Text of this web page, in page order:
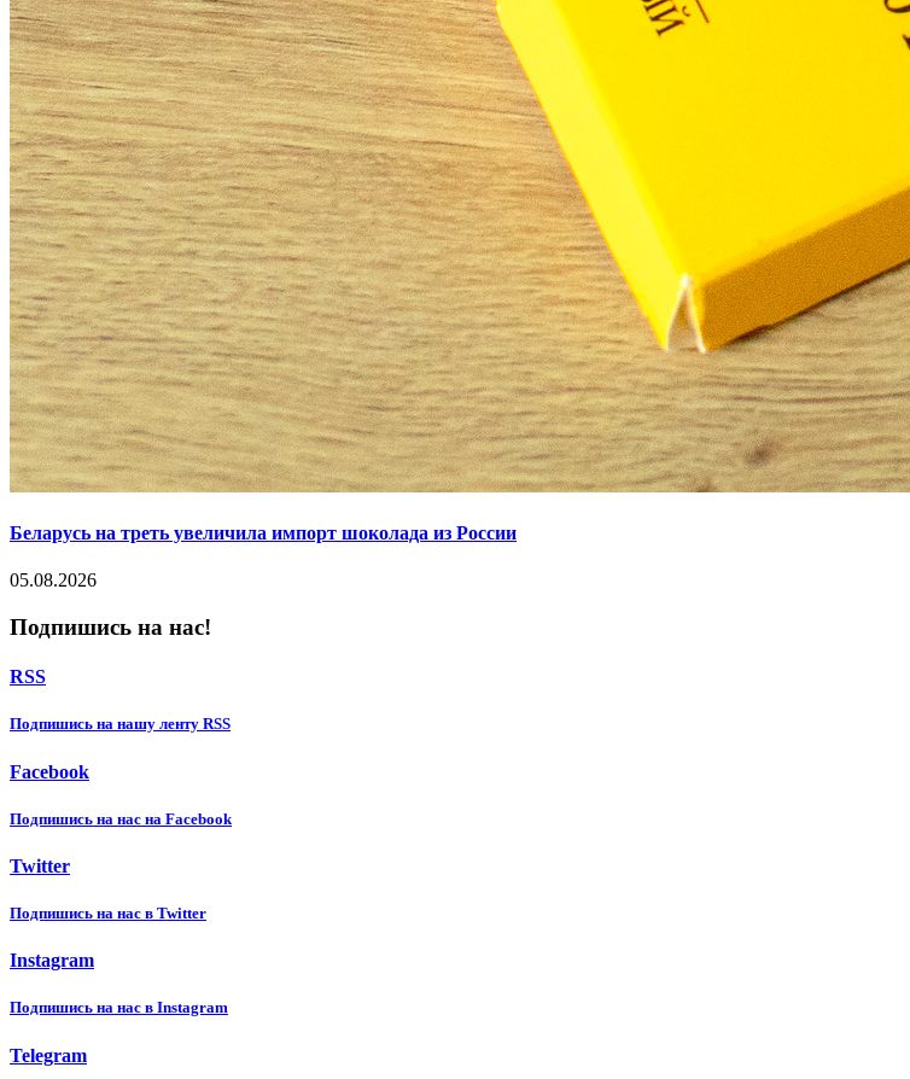
Беларусь на треть увеличила импорт шоколада из России
05.08.2026
Подпишись на нас!
RSS
Подпишиcь на нашу ленту RSS
Facebook
Подпишиcь на нас на Facebook
Twitter
Подпишиcь на нас в Twitter
Instagram
Подпишиcь на нас в Instagram
Telegram